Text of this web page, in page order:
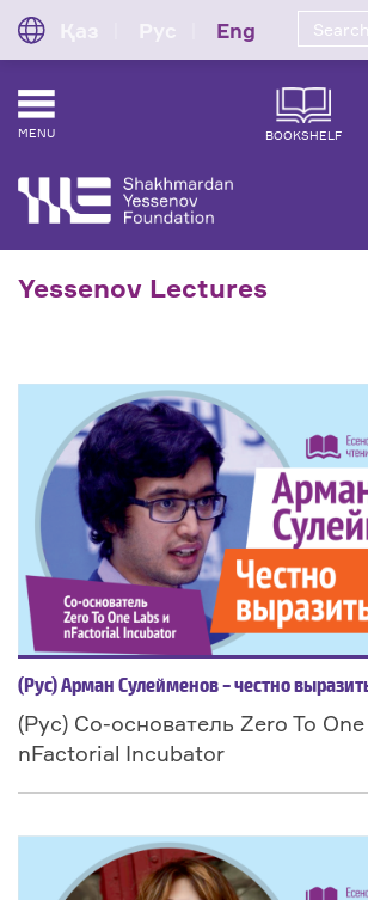
Eng
MENU BOOKSHELF
Yessenov Lectures
(Рус) Арман Сулейменов – честно
(Рус) Со-основатель Zero To
nFactorial Incubator